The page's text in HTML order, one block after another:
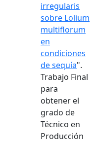
irregularis
sobre Lolium
multiflorum
en
condiciones
de sequía".
Trabajo Final
para
obtener el
grado de
Técnico en
Producción